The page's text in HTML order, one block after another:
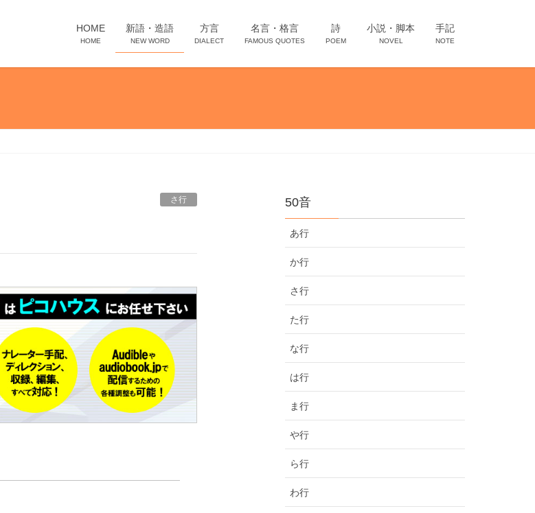
HOME
HOME
新語・造語
NEW WORD
方言
DIALECT
名言・格言
FAMOUS QUOTES
詩
POEM
小説・脚本
NOVEL
手記
NOTE
さ行 50音
あ行
か行
さ行
た行
な行
は行
ま行
や行
ら行
わ行